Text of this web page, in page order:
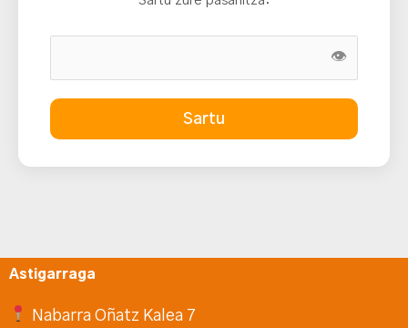
👁
Sartu
Astigarraga
Nabarra Oñatz Kalea 7